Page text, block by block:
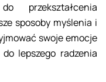
przekształcenia
sposoby myślenia i
swoje emocje
lepszego radzenia